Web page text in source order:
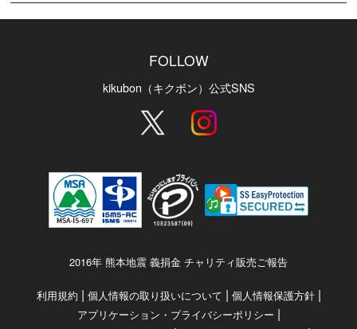
FOLLOW
kikubon（キクボン）公式SNS
2016年 熊本地震 義捐金 チャリティ販売ご報告
利用規約 | 個人情報の取り扱いについて | 個人情報保護方針|
アプリケーション・プライバシーポリシー |